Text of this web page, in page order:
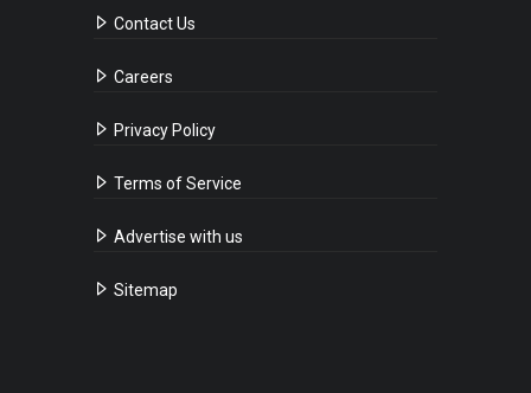
Contact Us
Careers
Privacy Policy
Terms of Service
Advertise with us
Sitemap